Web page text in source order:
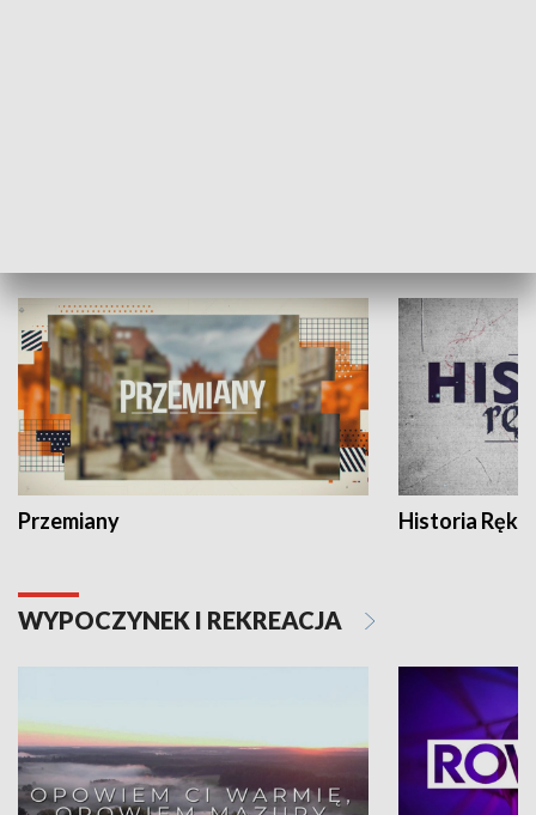
Przemiany Historia Ręką
WYPOCZYNEK I REKREACJA